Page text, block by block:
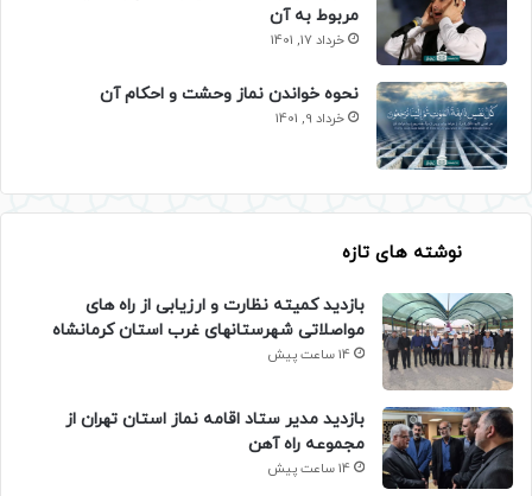
مربوط به آن
خرداد 17, 1401
نحوه خواندن نماز وحشت و احکام آن
خرداد 9, 1401
نوشته های تازه
بازدید کمیته نظارت و ارزیابی از راه های
مواصلاتی شهرستانهای غرب استان کرمانشاه
14 ساعت پیش
بازدید مدیر ستاد اقامه نماز استان تهران از
مجموعه راه آهن
14 ساعت پیش